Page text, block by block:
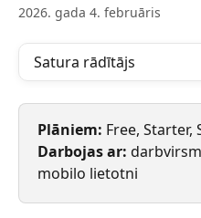
2026. gada 4. februāris
Satura rādītājs
Plāniem: Free, Starter,
Darbojas ar:
mobilo lietotni